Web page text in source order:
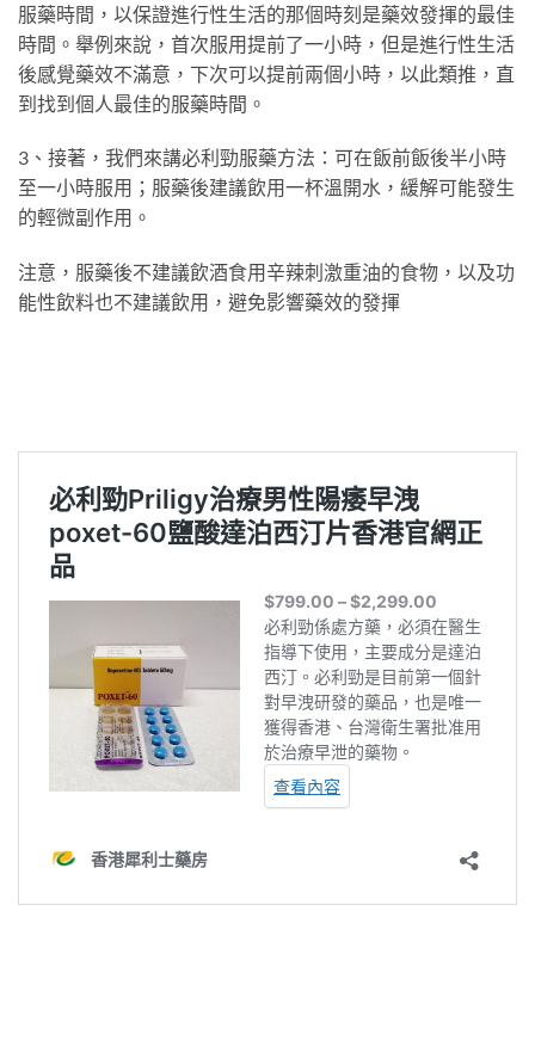
服藥時間，以保證進行性生活的那個時刻是藥效發揮的最佳
時間。舉例來說，首次服用提前了一小時，但是進行性生活
後感覺藥效不滿意，下次可以提前兩個小時，以此類推，直
到找到個人最佳的服藥時間。
3、接著，我們來講必利勁服藥方法：可在飯前飯後半小時
至一小時服用；服藥後建議飲用一杯溫開水，緩解可能發生
的輕微副作用。
注意，服藥後不建議飲酒食用辛辣刺激重油的食物，以及功
能性飲料也不建議飲用，避免影響藥效的發揮